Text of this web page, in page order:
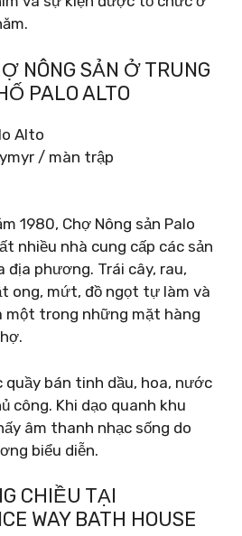
NÔNG SẢN Ở TRUNG
PALO ALTO
/ màn trập
1980, Chợ Nông sản Palo
nhiều nhà cung cấp các sản
địa phương. Trái cây, rau,
ong, mứt, đồ ngọt tự làm và
một trong những mặt hàng
quầy bán tinh dầu, hoa, nước
công. Khi dạo quanh khu
âm thanh nhạc sống do
biểu diễn.
CHIỀU TẠI
WAY BATH HOUSE